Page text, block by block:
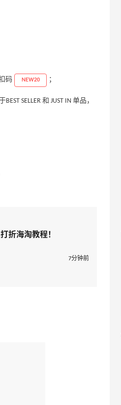
码 NEW20 ；
SELLER 和 JUST IN 单品，
折海淘教程！
7分钟前